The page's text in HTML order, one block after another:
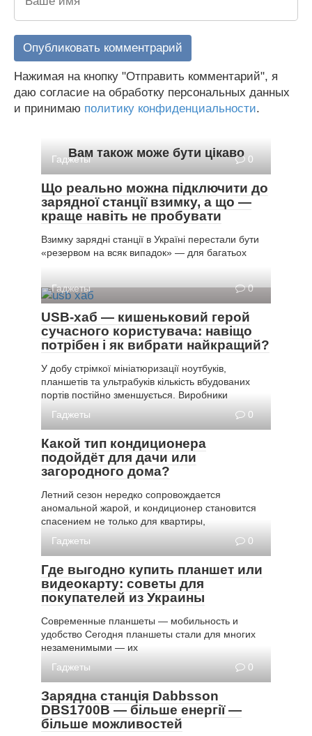
Нажимая на кнопку "Отправить комментарий", я
даю согласие на обработку персональных данных
и принимаю политику конфиденциальности.
Вам також може бути цікаво
Гаджеты 0
Що реально можна підключити до
зарядної станції взимку, а що —
краще навіть не пробувати
Взимку зарядні станції в Україні перестали бути
«резервом на всяк випадок» — для багатьох
Гаджеты 0
USB-хаб — кишеньковий герой
сучасного користувача: навіщо
потрібен і як вибрати найкращий?
У добу стрімкої мініатюризації ноутбуків,
планшетів та ультрабуків кількість вбудованих
портів постійно зменшується. Виробники
Гаджеты
0
Какой тип кондиционера
подойдёт для дачи или
загородного дома?
Летний сезон нередко сопровождается
аномальной жарой, и кондиционер становится
спасением не только для квартиры,
Гаджеты
0
Где выгодно купить планшет или
видеокарту: советы для
покупателей из Украины
Современные планшеты — мобильность и
удобство Сегодня планшеты стали для многих
незаменимыми — их
Гаджеты
0
Зарядна станція Dabbsson
DBS1700B — більше енергії —
більше можливостей